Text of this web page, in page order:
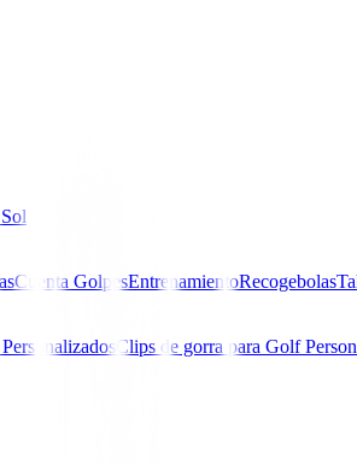
Cuenta GolpesEntrenamientoRecogebolas
Clips de gorra para Golf